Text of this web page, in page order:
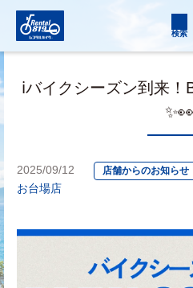
検索
ℹ️バイクシーズン到来！
✨👀
2025/09/12 店舗からのお知らせ
お台場店